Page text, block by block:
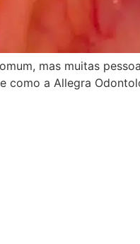
mas muitas
a Allegra